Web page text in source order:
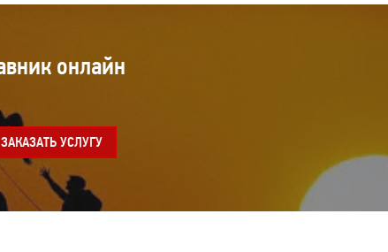
онлайн
ЗАКАЗАТЬ УСЛУГУ